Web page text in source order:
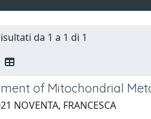
da 1 a 1 di 1
of Mitochondrial
NOVENTA, FRANCESCA